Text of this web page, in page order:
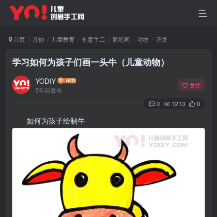
首页 其他 儿童教育 创意手工 简笔画 动物 正文
学习如何为孩子们画一头牛（儿童动物）
YODIY
5年前发布
关注
0 1213 0
如何为孩子绘制牛